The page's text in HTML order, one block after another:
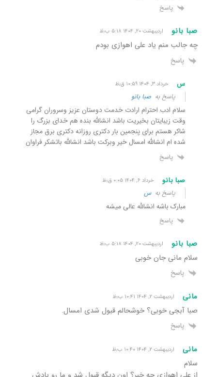
پاسخ
صبا بانو اردیبهشت ۲۰, ۱۴۰۴ ۵:۱۸ ب٫ظ
چه جالب منم یاد علی اهوازی بودم
پاسخ
س خرداد ۳, ۱۴۰۴ ۱۰:۵۹ ق٫ظ
پاسخ به صبا بانو
سلام ادب احترام ارادت خدمت دوستان عزیز وسروران گرامی
وقت زیبایتان بخیریت باشد انشالله بنده هم خدای بزرگ را
شاکر هستم برای پنجمین بار دکتری روزانه دکتری برق مجاز
شده ام انشالله امسال خیر وبرکت باشد انشالله باتشکر فراوان
پاسخ
صبا بانو خرداد ۶, ۱۴۰۴ ۰:۰۵ ق٫ظ
پاسخ بهس
مبارک باشه انشالله عالی میشه
پاسخ
صبا بانو اردیبهشت ۲۰, ۱۴۰۴ ۵:۱۸ ب٫ظ
سلام مانی جان خوبی
پاسخ
مانی اردیبهشت ۲, ۱۴۰۴ ۱۰:۴۱ ب٫ظ
صبا آبجی خوبی؟ خوشحالم قبول شدی امسال.
پاسخ
مانی اردیبهشت ۲, ۱۴۰۴ ۱۰:۴۰ ب٫ظ
سلام